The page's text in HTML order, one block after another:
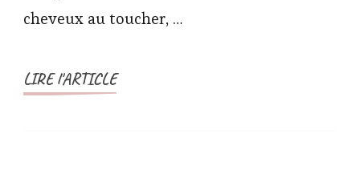
cheveux au toucher, …
LIRE l'ARTICLE